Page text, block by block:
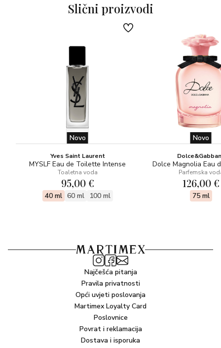
Slični proizvodi
Novo
Yves Saint Laurent
MYSLF Eau de Toilette Intense
Toaletna voda
95,00 €
40 ml 60 ml 100 ml
Novo
Dolce Magnolia Eau
Parfemska
126,00 €
75 ml
Najčešća pitanja
Pravila privatnosti
Opći uvjeti poslovanja
Martimex Loyalty Card
Poslovnice
Povrat i reklamacija
Dostava i isporuka